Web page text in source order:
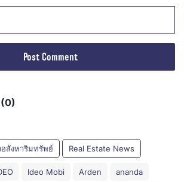
สังหาริมทรัพย์ Real Estate News
Ideo Mobi Arden ananda